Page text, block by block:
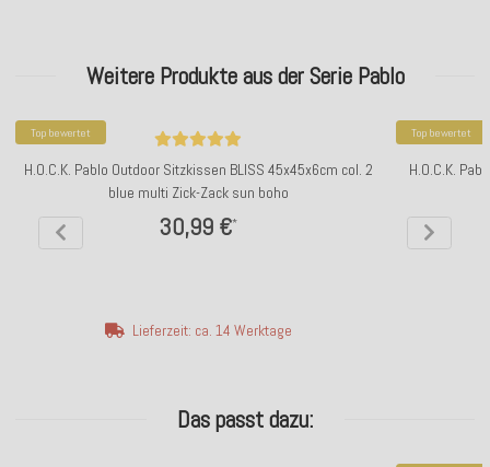
Weitere Produkte aus der Serie Pablo
Top bewertet
H.O.C.K. Pablo Outdoor Sitzkissen BLISS 45x45x6cm col. 2
blue multi Zick-Zack sun boho
30,99 €*
Lieferzeit: ca. 14 Werktage
Top bewertet
H.O.C.K.
Das passt dazu: